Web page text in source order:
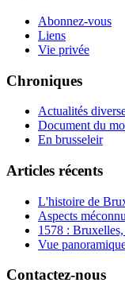
Abonnez-vous
Liens
Vie privée
Chroniques
Actualités
Document du
En brusseleir
Articles récents
L'histoire de
Aspects
1578 :
Vue
Contactez-nous